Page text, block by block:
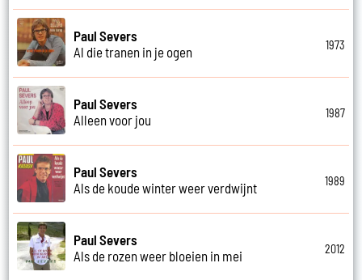
Paul Severs
Al die tranen in je ogen
1973
Paul Severs
Alleen voor jou
1987
Paul Severs
Als de koude winter weer verdwijnt
1989
Paul Severs
Als de rozen weer bloeien in mei
2012